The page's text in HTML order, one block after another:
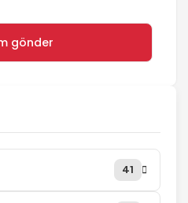
41